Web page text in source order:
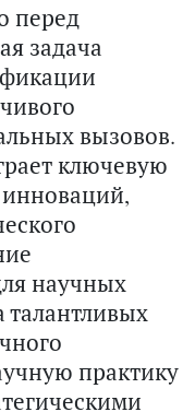
перед
задача
вызовов.
ключевую
инноваций,
научных
талантливых
практику